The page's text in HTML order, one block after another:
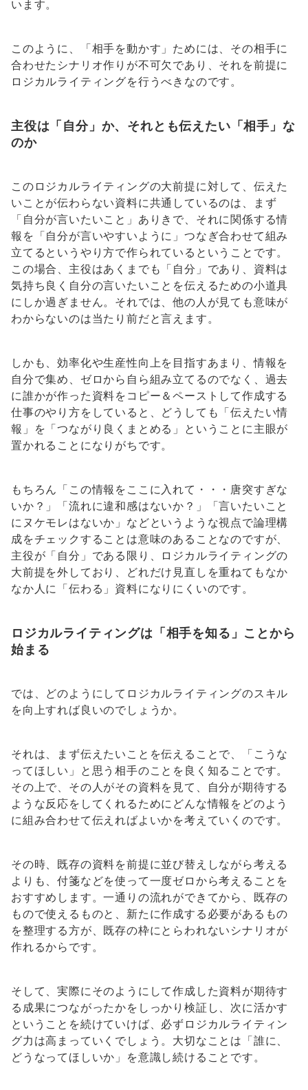
います。
このように、「相手を動かす」ためには、その相手に
合わせたシナリオ作りが不可欠であり、それを前提に
ロジカルライティングを行うべきなのです。
主役は「自分」か、それとも伝えたい「相手」な
のか
このロジカルライティングの大前提に対して、伝えた
いことが伝わらない資料に共通しているのは、まず
「自分が言いたいこと」ありきで、それに関係する情
報を「自分が言いやすいように」つなぎ合わせて組み
立てるというやり方で作られているということです。
この場合、主役はあくまでも「自分」であり、資料は
気持ち良く自分の言いたいことを伝えるための小道具
にしか過ぎません。それでは、他の人が見ても意味が
わからないのは当たり前だと言えます。
しかも、効率化や生産性向上を目指すあまり、情報を
自分で集め、ゼロから自ら組み立てるのでなく、過去
に誰かが作った資料をコピー＆ペーストして作成する
仕事のやり方をしていると、どうしても「伝えたい情
報」を「つながり良くまとめる」ということに主眼が
置かれることになりがちです。
もちろん「この情報をここに入れて・・・唐突すぎな
いか？」「流れに違和感はないか？」「言いたいこと
にヌケモレはないか」などというような視点で論理構
成をチェックすることは意味のあることなのですが、
主役が「自分」である限り、ロジカルライティングの
大前提を外しており、どれだけ見直しを重ねてもなか
なか人に「伝わる」資料になりにくいのです。
ロジカルライティングは「相手を知る」ことから
始まる
では、どのようにしてロジカルライティングのスキル
を向上すれば良いのでしょうか。
それは、まず伝えたいことを伝えることで、「こうな
ってほしい」と思う相手のことを良く知ることです。
その上で、その人がその資料を見て、自分が期待する
ような反応をしてくれるためにどんな情報をどのよう
に組み合わせて伝えればよいかを考えていくのです。
その時、既存の資料を前提に並び替えしながら考える
よりも、付箋などを使って一度ゼロから考えることを
おすすめします。一通りの流れができてから、既存の
もので使えるものと、新たに作成する必要があるもの
を整理する方が、既存の枠にとらわれないシナリオが
作れるからです。
そして、実際にそのようにして作成した資料が期待す
る成果につながったかをしっかり検証し、次に活かす
ということを続けていけば、必ずロジカルライティン
グ力は高まっていくでしょう。大切なことは「誰に、
どうなってほしいか」を意識し続けることです。